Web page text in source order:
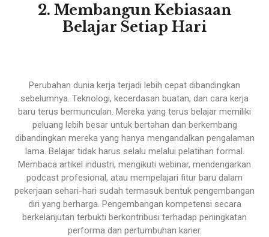
2. Membangun Kebiasaan
Belajar Setiap Hari
Perubahan dunia kerja terjadi lebih cepat dibandingkan
sebelumnya. Teknologi, kecerdasan buatan, dan cara kerja
baru terus bermunculan. Mereka yang terus belajar memiliki
peluang lebih besar untuk bertahan dan berkembang
dibandingkan mereka yang hanya mengandalkan pengalaman
lama. Belajar tidak harus selalu melalui pelatihan formal.
Membaca artikel industri, mengikuti webinar, mendengarkan
podcast profesional, atau mempelajari fitur baru dalam
pekerjaan sehari-hari sudah termasuk bentuk pengembangan
diri yang berharga. Pengembangan kompetensi secara
berkelanjutan terbukti berkontribusi terhadap peningkatan
performa dan pertumbuhan karier.